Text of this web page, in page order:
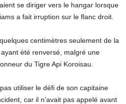
se diriger vers le hangar lorsque
a fait irruption sur le flanc droit.
centimètres seulement de la
été renversé, malgré une
du Tigre Api Koroisau.
utiliser le défi de son capitaine
car il n’avait pas appelé avant